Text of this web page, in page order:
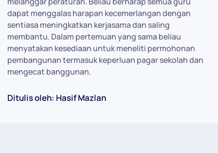
dapat menggalas harapan kecemerlangan dengan
sentiasa meningkatkan kerjasama dan saling
membantu. Dalam pertemuan yang sama beliau
menyatakan kesediaan untuk meneliti permohonan
pembangunan termasuk keperluan pagar sekolah dan
mengecat banggunan.
Ditulis oleh: Hasif Mazlan